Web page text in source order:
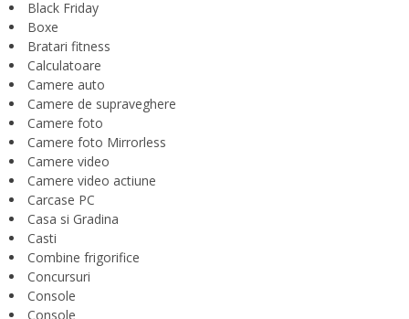
Black Friday
Boxe
Bratari fitness
Calculatoare
Camere auto
Camere de supraveghere
Camere foto
Camere foto Mirrorless
Camere video
Camere video actiune
Carcase PC
Casa si Gradina
Casti
Combine frigorifice
Concursuri
Console
Console